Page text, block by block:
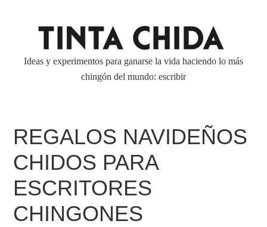
Ideas y experimentos para ganarse la vida haciendo lo más
chingón del mundo: escribir
REGALOS NAVIDEÑOS
CHIDOS PARA
ESCRITORES
CHINGONES